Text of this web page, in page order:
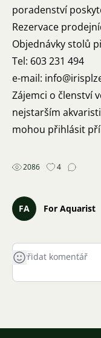
poradenství
Rezervace
Objednávky stolů
Tel: 603 231 494
e-mail:
Zájemci o členství
nejstarším
mohou přihlásit
2086 4
FA For Aquarist